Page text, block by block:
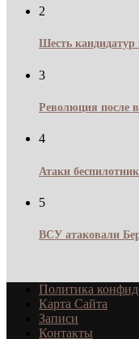
2
Шесть кандидатур
3
Революция после
4
Атаки
5
ВСУ атаковали
Политика
Карта Сайта
Записи
Контакты